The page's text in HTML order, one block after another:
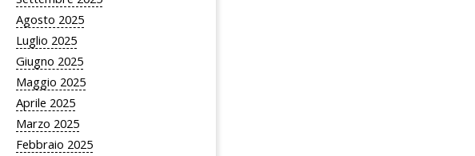
Agosto 2025
Luglio 2025
Giugno 2025
Maggio 2025
Aprile 2025
Marzo 2025
Febbraio 2025